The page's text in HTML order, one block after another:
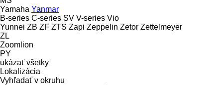
Yamaha Yanmar
B-series C-series SV V-series Vio
Yunnei ZB ZF ZTS Zapi Zeppelin Zetor Zettelmeyer
ZL
Zoomlion
PY
ukázať všetky
Lokalizácia
Vyhľadať v okruhu